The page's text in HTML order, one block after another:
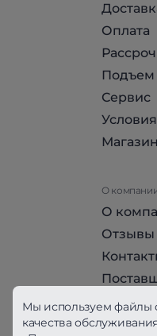
Оплата
Подъем
Сервис
О
О
Отзывы
Стать
Мы используем файлы
качества